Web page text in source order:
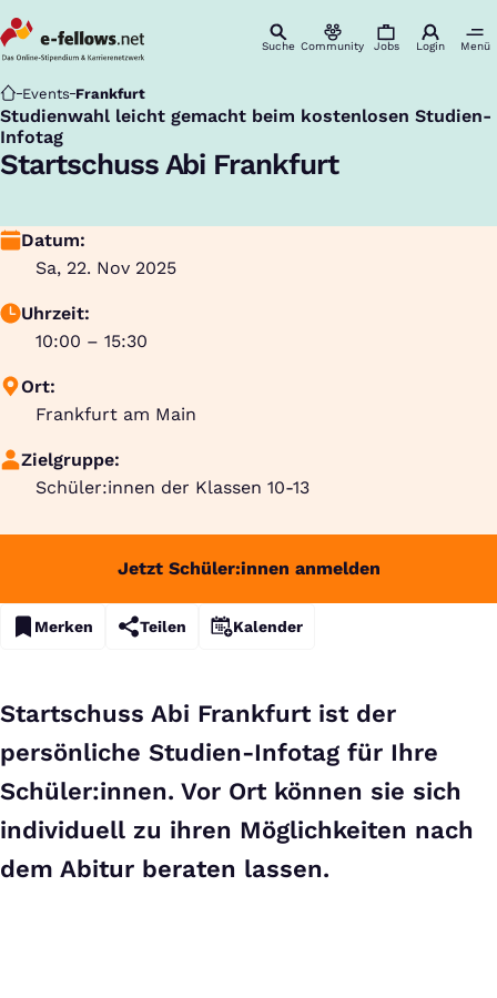
Suche Community Jobs Login Menü
Startseite
Events Frankfurt
Studienwahl leicht gemacht beim kostenlosen Studien-
Infotag
:
Startschuss Abi Frankfurt
Datum:
Sa, 22. Nov 2025
Uhrzeit:
10:00 – 15:30
Ort:
Frankfurt am Main
Zielgruppe:
Schüler:innen der Klassen 10-13
Jetzt Schüler:innen anmelden
Merken Teilen Kalender
Startschuss Abi Frankfurt ist der
persönliche Studien-Infotag für Ihre
Schüler:innen. Vor Ort können sie sich
individuell zu ihren Möglichkeiten nach
dem Abitur beraten lassen.